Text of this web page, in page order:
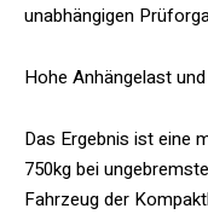
unabhängigen
Hohe Anhängelast
Das Ergebnis ist eine
750kg bei
Fahrzeug der